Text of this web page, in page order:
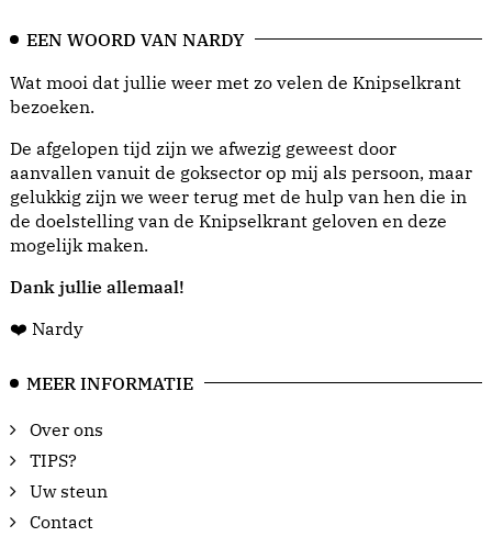
EEN WOORD VAN NARDY
Wat mooi dat jullie weer met zo velen de Knipselkrant
bezoeken.
De afgelopen tijd zijn we afwezig geweest door
aanvallen vanuit de goksector op mij als persoon, maar
gelukkig zijn we weer terug met de hulp van hen die in
de doelstelling van de Knipselkrant geloven en deze
mogelijk maken.
Dank jullie allemaal!
❤️ Nardy
MEER INFORMATIE
Over ons
TIPS?
Uw steun
Contact